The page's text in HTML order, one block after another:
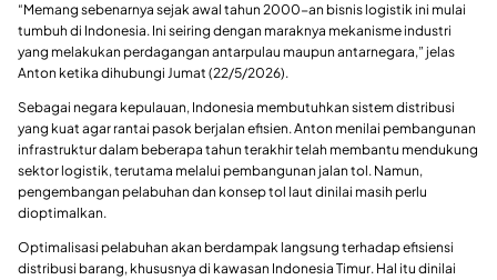
“Memang sebenarnya sejak awal tahun 2000-an bisnis logistik ini mulai
tumbuh di Indonesia. Ini seiring dengan maraknya mekanisme industri
yang melakukan perdagangan antarpulau maupun antarnegara,” jelas
Anton ketika dihubungi Jumat (22/5/2026).
Sebagai negara kepulauan, Indonesia membutuhkan sistem distribusi
yang kuat agar rantai pasok berjalan efisien. Anton menilai pembangunan
infrastruktur dalam beberapa tahun terakhir telah membantu mendukung
sektor logistik, terutama melalui pembangunan jalan tol. Namun,
pengembangan pelabuhan dan konsep tol laut dinilai masih perlu
dioptimalkan.
Optimalisasi pelabuhan akan berdampak langsung terhadap efisiensi
distribusi barang, khususnya di kawasan Indonesia Timur. Hal itu dinilai